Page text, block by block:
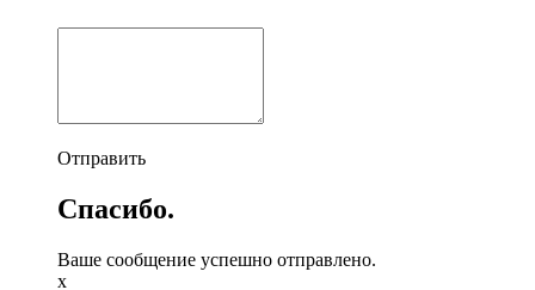
Отправить
Спасибо.
Ваше сообщение успешно отправлено.
x